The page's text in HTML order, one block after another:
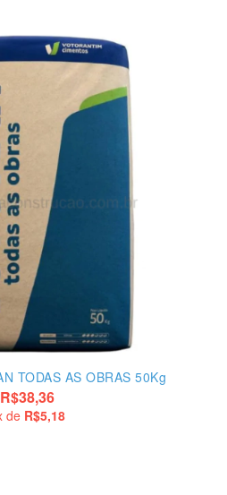
TODAS AS OBRAS 50Kg
R$38,36
de R$5,18